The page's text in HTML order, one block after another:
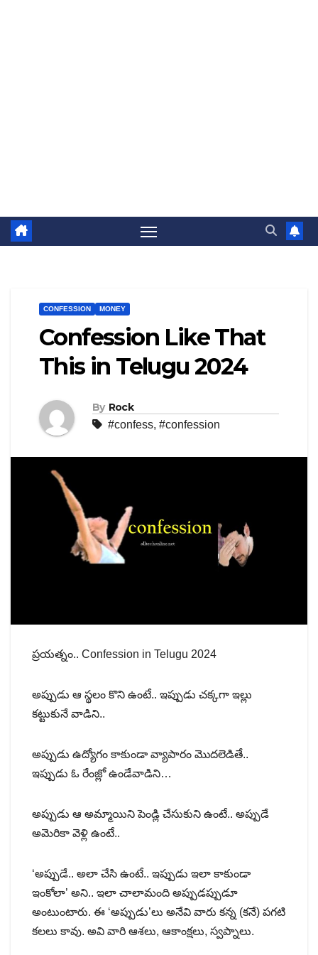
CONFESSION MONEY
Confession Like That
This in Telugu 2024
By Rock
#confess, #confession
ప్రయత్నం.. Confession in Telugu 2024
అప్పుడు ఆ స్థలం కొని ఉంటే.. ఇప్పుడు చక్కగా ఇల్లు
కట్టుకునే వాడిని..
అప్పుడు ఉద్యోగం కాకుండా వ్యాపారం మొదలెడితే..
ఇప్పుడు ఓ రేంజ్లో ఉండేవాడిని…
అప్పుడు ఆ అమ్మాయిని పెండ్లి చేసుకుని ఉంటే.. అప్పుడే
అమెరికా వెళ్లి ఉంటే..
‘అప్పుడే.. అలా చేసి ఉంటే.. ఇప్పుడు ఇలా కాకుండా
ఇంకోలా’ అని.. ఇలా చాలామంది అప్పుడప్పుడూ
అంటుంటారు. ఈ ‘అప్పుడు’లు అనేవి వారు కన్న (కనే) పగటి
కలలు కావు. అవి వారి ఆశలు, ఆకాంక్షలు, స్వప్నాలు.